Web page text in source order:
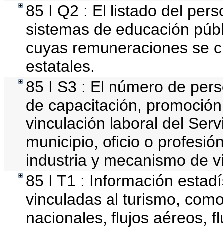
85 I Q2 : El listado del
sistemas de educación
cuyas remuneraciones se
estatales.
85 I S3 : El número de
de capacitación,
vinculación laboral del
municipio, oficio o
industria y mecanismo de
85 I T1 : Información
vinculadas al turismo,
nacionales, flujos aéreos,